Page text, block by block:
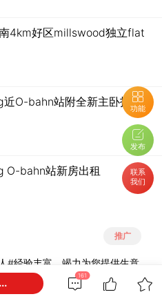
功能
发布
联系
我们
4km好区millswood独立flat
近O-bahn站附全新主卧招租
O-bahn站新房出租
推广
#经验丰富，竭力为您提供生意
户期望。 在专业领域中保持领
开拓市场 热诚保持良好沟通
161